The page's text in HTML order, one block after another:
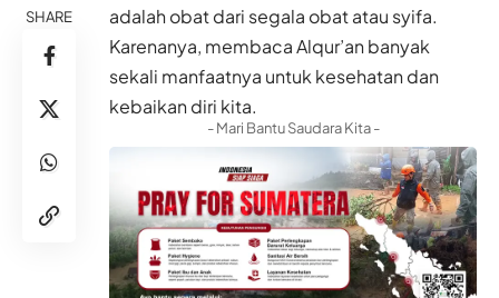
SHARE
adalah obat dari segala obat atau syifa.
Karenanya, membaca Alqur’an banyak
sekali manfaatnya untuk kesehatan dan
kebaikan diri kita.
- Mari Bantu Saudara Kita -